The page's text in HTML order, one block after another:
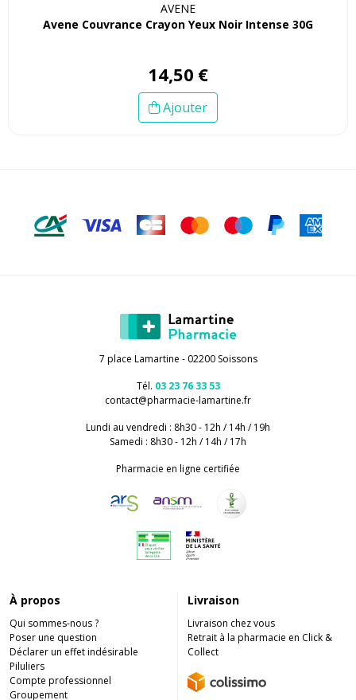
AVENE
Avene Couvrance Crayon Yeux Noir Intense 30G
14,50 €
Ajouter
7 place Lamartine - 02200 Soissons
Tél. 03 23 76 33 53
contact@pharmacie-lamartine.fr
Lundi au vendredi : 8h30 - 12h / 14h / 19h
Samedi : 8h30 - 12h / 14h / 17h
Pharmacie en ligne certifiée
À propos
Qui sommes-nous ?
Poser une question
Déclarer un effet indésirable
Piluliers
Compte professionnel
Groupement
Livraison
Livraison chez vous
Retrait à la pharmacie en Click &
Collect